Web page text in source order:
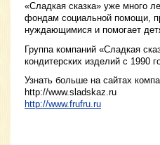
«Сладкая сказка» уже много
фондам социальной помощи,
нуждающимися и помогает
Группа компаний «Сладкая
кондитерских изделий с 1990
Узнать больше на сайтах
http://www.sladskaz.ru
http://www.frufru.ru